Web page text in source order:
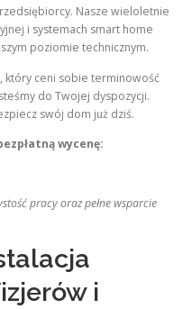
Nasze wieloletnie
i systemach smart home
poziomie technicznym.
który ceni sobie terminowość
do Twojej dyspozycji.
swój dom już dziś.
wycenę:
pracy oraz pełne wsparcie
i